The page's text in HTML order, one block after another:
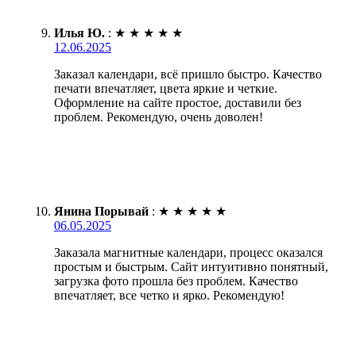
Илья Ю. : ★ ★ ★ ★ ★
12.06.2025
Заказал календари, всё пришло быстро. Качество
печати впечатляет, цвета яркие и четкие.
Оформление на сайте простое, доставили без
проблем. Рекомендую, очень доволен!
Янина Порывай : ★ ★ ★ ★ ★
06.05.2025
Заказала магнитные календари, процесс оказался
простым и быстрым. Сайт интуитивно понятный,
загрузка фото прошла без проблем. Качество
впечатляет, все четко и ярко. Рекомендую!